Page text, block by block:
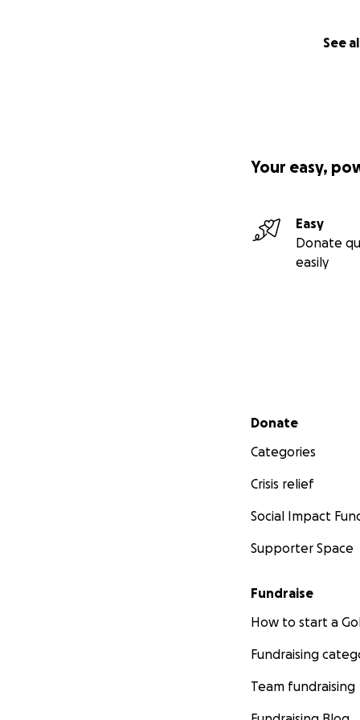
See
Your easy,
Easy
Donate
easily
Secondary menu
Donate
Categories
Crisis relief
Social Impact
Supporter Space
Fundraise
How to start a
Fundraising
Team fundraising